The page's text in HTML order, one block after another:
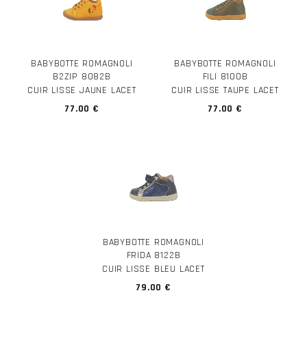
BABYBOTTE ROMAGNOLI
B2ZIP 8082B
CUIR LISSE JAUNE LACET
77.00 €
BABYBOTTE ROMAGNOLI
FILI 8100B
CUIR LISSE TAUPE LACET
77.00 €
BABYBOTTE ROMAGNOLI
FRIDA 8122B
CUIR LISSE BLEU LACET
79.00 €